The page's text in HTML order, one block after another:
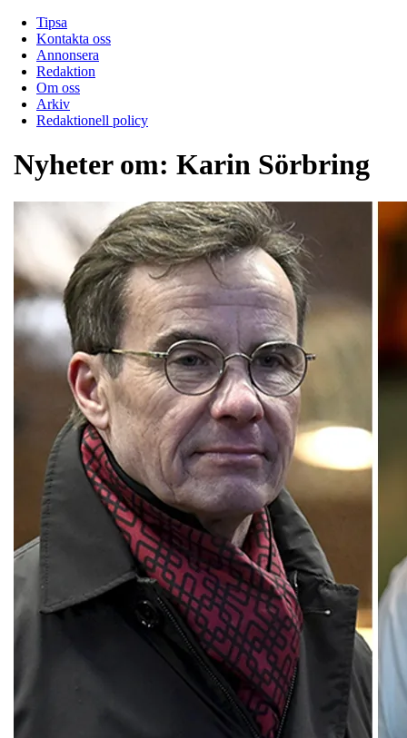
Tipsa
Kontakta oss
Annonsera
Redaktion
Om oss
Arkiv
Redaktionell policy
Nyheter om: Karin Sörbring